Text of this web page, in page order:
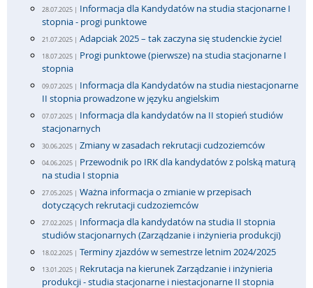
28.07.2025 | Informacja dla Kandydatów na studia stacjonarne I
stopnia - progi punktowe
21.07.2025 | Adapciak 2025 – tak zaczyna się studenckie życie!
18.07.2025 | Progi punktowe (pierwsze) na studia stacjonarne I
stopnia
09.07.2025 | Informacja dla Kandydatów na studia niestacjonarne
II stopnia prowadzone w języku angielskim
07.07.2025 | Informacja dla kandydatów na II stopień studiów
stacjonarnych
30.06.2025 | Zmiany w zasadach rekrutacji cudzoziemców
04.06.2025 | Przewodnik po IRK dla kandydatów z polską maturą
na studia I stopnia
27.05.2025 | Ważna informacja o zmianie w przepisach
dotyczących rekrutacji cudzoziemców
27.02.2025 | Informacja dla kandydatów na studia II stopnia
studiów stacjonarnych (Zarządzanie i inżynieria produkcji)
18.02.2025 | Terminy zjazdów w semestrze letnim 2024/2025
13.01.2025 | Rekrutacja na kierunek Zarządzanie i inżynieria
produkcji - studia stacjonarne i niestacjonarne II stopnia